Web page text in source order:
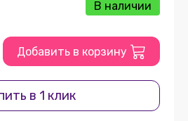
В наличии
Добавить в корзину
в 1 клик